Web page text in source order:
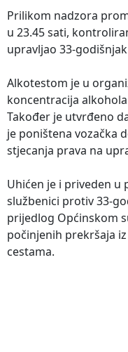
Prilikom nadzora
u 23.45 sati,
upravljao 33-
Alkotestom je u
koncentracija
Također je utvrđeno
je poništena vozačka
stjecanja prava na
Uhićen je i priveden u
službenici protiv 33-
prijedlog Općinskom
počinjenih prekršaja
cestama.